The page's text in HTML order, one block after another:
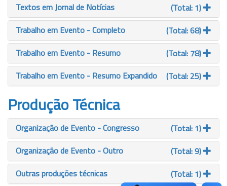
Textos em Jornal de Notícias
(Total: 1)
Trabalho em Evento - Completo
(Total: 68)
Trabalho em Evento - Resumo
(Total: 78)
Trabalho em Evento - Resumo Expandido
(Total: 25)
Produção Técnica
Organização de Evento - Congresso
(Total: 1)
Organização de Evento - Outro
(Total: 9)
Outras produções técnicas
(Total: 1)